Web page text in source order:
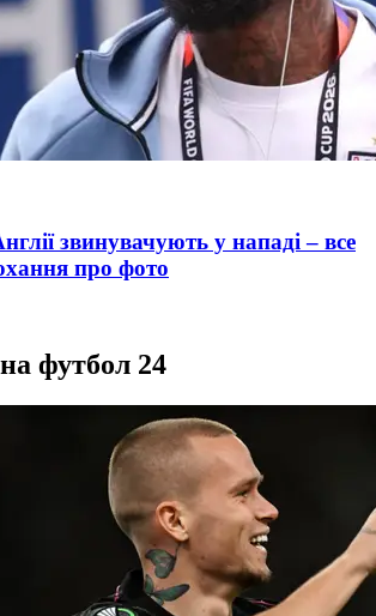
звинувачують у нападі – все
про фото
футбол 24